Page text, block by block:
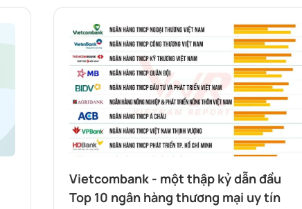
Vietcombank - một thập kỷ dẫn đầu
Top 10 ngân hàng thương mại uy tín